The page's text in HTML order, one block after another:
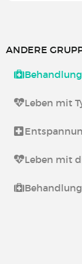
ANDERE
Leben mit
Leben mit